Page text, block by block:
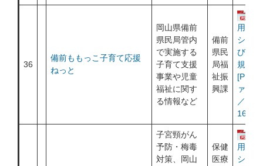
36
備前ももっこ子育て応援
ねっと
岡山県備前
県民局管内
で実施する
子育て支援
事業や児童
福祉に関す
る情報など
備前
県民
局福
祉振
興課
用ポリ
シー及
び利用
規約
[PDF
ァイル
／
子宮頸がん
予防・梅毒
対策、岡山
保健
医療
用ポリ
シー及